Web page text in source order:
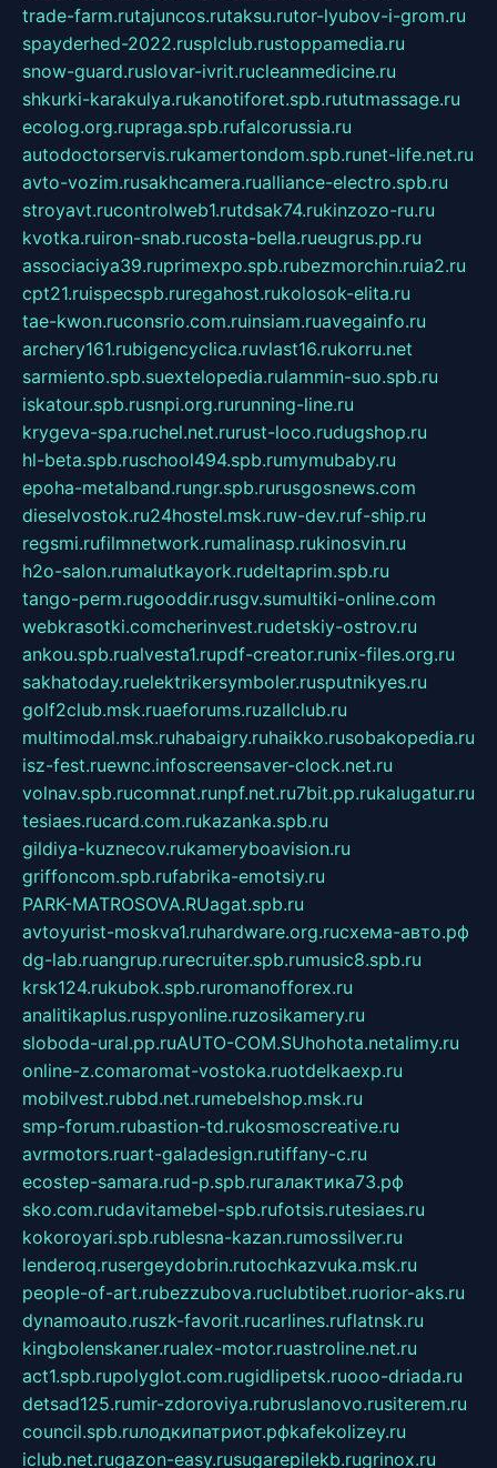
trade-farm.rutajuncos.rutaksu.rutor-lyubov-i-grom.ru
spayderhed-2022.rusplclub.rustoppamedia.ru
snow-guard.ruslovar-ivrit.rucleanmedicine.ru
shkurki-karakulya.rukanotiforet.spb.rututmassage.ru
ecolog.org.rupraga.spb.rufalcorussia.ru
autodoctorservis.rukamertondom.spb.runet-life.net.ru
avto-vozim.rusakhcamera.rualliance-electro.spb.ru
stroyavt.rucontrolweb1.rutdsak74.rukinzozo-ru.ru
kvotka.ruiron-snab.rucosta-bella.rueugrus.pp.ru
associaciya39.ruprimexpo.spb.rubezmorchin.ruia2.ru
cpt21.ruispecspb.ruregahost.rukolosok-elita.ru
tae-kwon.ruconsrio.com.ruinsiam.ruavegainfo.ru
archery161.rubigencyclica.ruvlast16.rukorru.net
sarmiento.spb.suextelopedia.rulammin-suo.spb.ru
iskatour.spb.rusnpi.org.rurunning-line.ru
krygeva-spa.ruchel.net.rurust-loco.rudugshop.ru
hl-beta.spb.ruschool494.spb.rumymubaby.ru
epoha-metalband.rungr.spb.rurusgosnews.com
dieselvostok.ru24hostel.msk.ruw-dev.ruf-ship.ru
regsmi.rufilmnetwork.rumalinasp.rukinosvin.ru
h2o-salon.rumalutkayork.rudeltaprim.spb.ru
tango-perm.rugooddir.rusgv.sumultiki-online.com
webkrasotki.comcherinvest.rudetskiy-ostrov.ru
ankou.spb.rualvesta1.rupdf-creator.runix-files.org.ru
sakhatoday.ruelektrikersymboler.rusputnikyes.ru
golf2club.msk.ruaeforums.ruzallclub.ru
multimodal.msk.ruhabaigry.ruhaikko.rusobakopedia.ru
isz-fest.ruewnc.infoscreensaver-clock.net.ru
volnav.spb.rucomnat.runpf.net.ru7bit.pp.rukalugatur.ru
tesiaes.rucard.com.rukazanka.spb.ru
gildiya-kuznecov.rukameryboavision.ru
griffoncom.spb.rufabrika-emotsiy.ru
PARK-MATROSOVA.RUagat.spb.ru
avtoyurist-moskva1.ruhardware.org.ruсхема-авто.рф
dg-lab.ruangrup.rurecruiter.spb.rumusic8.spb.ru
krsk124.rukubok.spb.ruromanofforex.ru
analitikaplus.ruspyonline.ruzosikamery.ru
sloboda-ural.pp.ruAUTO-COM.SUhohota.netalimy.ru
online-z.comaromat-vostoka.ruotdelkaexp.ru
mobilvest.rubbd.net.rumebelshop.msk.ru
smp-forum.rubastion-td.rukosmoscreative.ru
avrmotors.ruart-galadesign.rutiffany-c.ru
ecostep-samara.rud-p.spb.ruгалактика73.рф
sko.com.rudavitamebel-spb.rufotsis.rutesiaes.ru
kokoroyari.spb.rublesna-kazan.rumossilver.ru
lenderoq.rusergeydobrin.rutochkazvuka.msk.ru
people-of-art.rubezzubova.ruclubtibet.ruorior-aks.ru
dynamoauto.ruszk-favorit.rucarlines.ruflatnsk.ru
kingbolenskaner.rualex-motor.ruastroline.net.ru
act1.spb.rupolyglot.com.rugidlipetsk.ruooo-driada.ru
detsad125.rumir-zdoroviya.rubruslanovo.rusiterem.ru
council.spb.ruлодкипатриот.рфkafekolizey.ru
iclub.net.rugazon-easy.rusugarepilekb.rugrinox.ru